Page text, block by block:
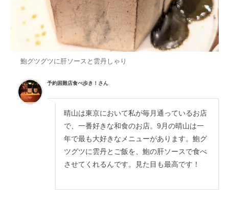
鮑グツグツに肝ソースと雲丹しゃり
予約困難店食べ歩き！さん
晴山は東京において私が毎月通っているお店
で、一番好きな和食のお店。9月の晴山は一
年で最も大好きなメニューがあります。鮑グ
ツグツに雲丹とご飯を、鮑の肝ソースで食べ
させてくれるんです。見た目も最高です！